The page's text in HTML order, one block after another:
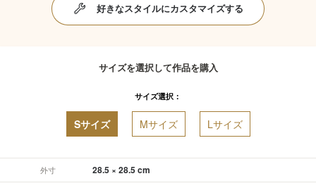
好きなスタイルにカスタマイズする
サイズを選択して作品を購入
サイズ選択：
Sサイズ Mサイズ Lサイズ
外寸 28.5 × 28.5 cm